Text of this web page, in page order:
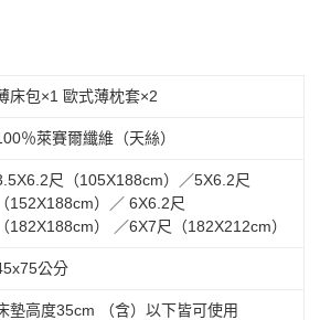
床包×1 歐式薄枕套×2
％萊賽爾纖維（天絲）
尺（105X188cm）／5X6.2尺
（152X188cm）／ 6X6.2尺
（182X188cm） ／6X7尺（182X212cm）
公分
墊高度35cm （含）以下皆可使用